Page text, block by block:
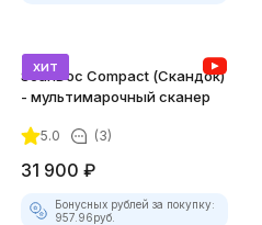
хит
ScanDoc Compact (Скандок)
- мультимарочный сканер
5.0 (3)
31 900 ₽
Бонусных рублей за покупку:
957.96руб.